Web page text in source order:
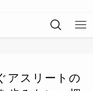
アスリートの